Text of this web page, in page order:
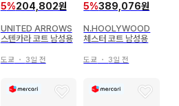
5%204,802원
UNITED ARROWS
스텐카라 코트 남성용
도쿄 ・ 3일 전
5%389,076원
N.HOOLYWOOD
체스터 코트 남성용
도쿄 ・ 3일 전